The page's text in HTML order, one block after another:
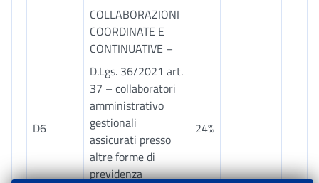
D6
COLLABORAZIONI
COORDINATE E
CONTINUATIVE –
D.Lgs. 36/2021 art.
37 – collaboratori
amministrativo
gestionali
assicurati presso
altre forme di
previdenza
24%